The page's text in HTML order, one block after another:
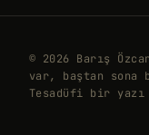
© 2026 Barış
var, baştan sona
Tesadüfi bir yazı